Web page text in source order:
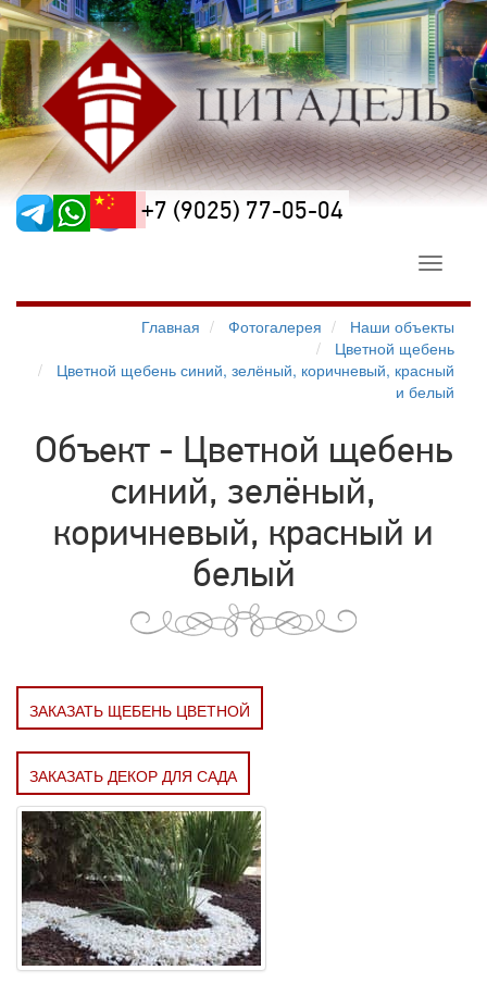
+7 (9025) 77-05-04
Toggle
Главная
Фотогалерея
Наши объекты
Цветной щебень
Цветной щебень синий, зелёный, коричневый, красный
и белый
Объект - Цветной щебень
синий, зелёный,
коричневый, красный и
белый
ЗАКАЗАТЬ ЩЕБЕНЬ ЦВЕТНОЙ
ЗАКАЗАТЬ ДЕКОР ДЛЯ САДА